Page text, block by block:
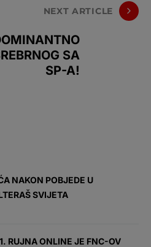
NEXT ARTICLE
SA
SP-A!
NAKON POBJEDE U
SVIJETA
RUJNA ONLINE JE FNC-OV